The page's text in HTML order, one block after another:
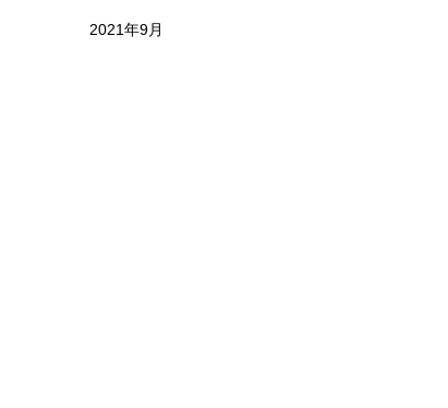
2021年9月